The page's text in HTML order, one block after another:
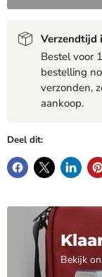
Verzendtijd
Bestel voor
bestelling
verzonden,
aankoop.
Deel dit: